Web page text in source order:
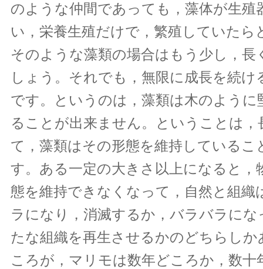
のような仲間であっても，藻体が生殖
い，栄養生殖だけで，繁殖していたら
そのような藻類の場合はもう少し，長
しょう。それでも，無限に成長を続け
です。というのは，藻類は木のように
ることが出来ません。ということは，
て，藻類はその形態を維持しているこ
す。ある一定の大きさ以上になると，
態を維持できなくなって，自然と組織
ラになり，消滅するか，バラバラにな
たな組織を再生させるかのどちらし
ころが，マリモは数年どころか，数十